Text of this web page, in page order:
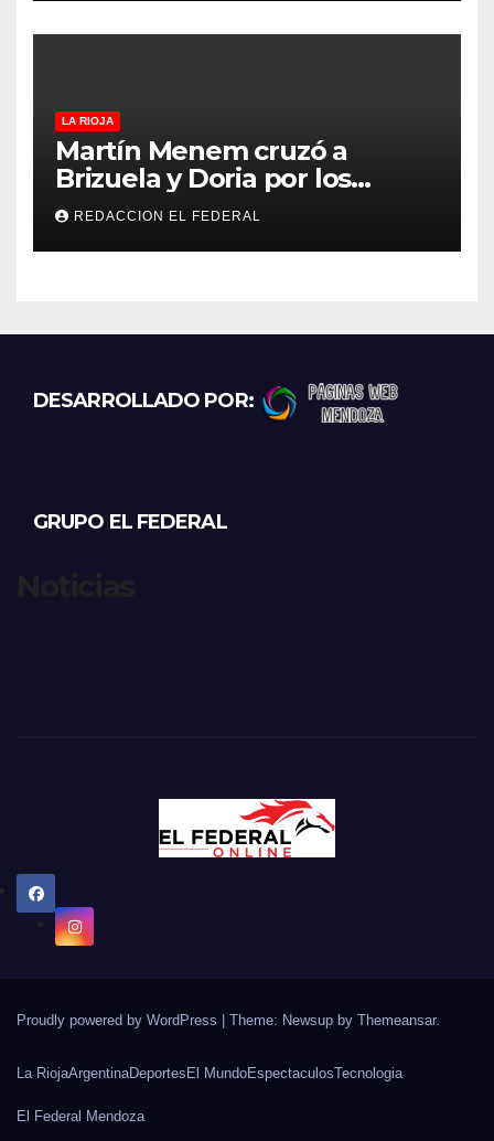
LA RIOJA
Martín Menem cruzó a
Brizuela y Doria por los
incendios en Guanchín:
“Miente descaradamente”
REDACCION EL FEDERAL
DESARROLLADO POR:
GRUPO EL FEDERAL
Proudly powered by WordPress Theme: Newsup by Themeansar.
La RiojaArgentinaDeportes El MundoEspectaculosTecnologia
El Federal Mendoza